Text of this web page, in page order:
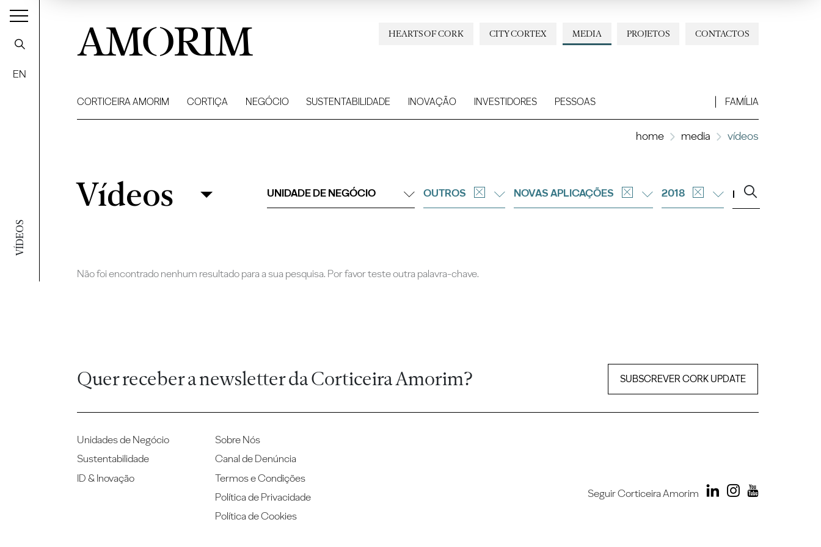
VÍDEOS
EN
AMORIM CONTACTOS
PROJETOS
MEDIA
CITY CORTEX
HEARTS OF CORK
CORTICEIRA AMORIM CORTIÇA NEGÓCIO SUSTENTABILIDADE INOVAÇÃO INVESTIDORES PESSOAS FAMÍLIA
home media vídeos
Filtrar
Vídeos UNIDADE DE NEGÓCIO OUTROS NOVAS APLICAÇÕES 2018
Não foi encontrado nenhum resultado para a sua pesquisa. Por favor teste outra palavra-chave.
Quer receber a newsletter da Corticeira Amorim? SUBSCREVER CORK UPDATE
Unidades de Negócio
Sustentabilidade
ID & Inovação
Sobre Nós
Canal de Denúncia
Termos e Condições
Política de Privacidade
Política de Cookies
Seguir Corticeira Amorim